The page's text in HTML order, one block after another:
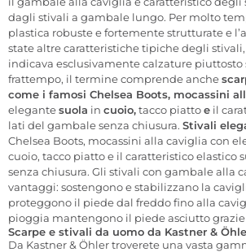
dagli stivali a gambale lungo. Per molto
plastica robuste e fortemente strutturate e
state altre caratteristiche tipiche degli
indicava esclusivamente calzature piuttosto
frattempo, il termine comprende anche
come i famosi Chelsea Boots, mocassini
elegantesuola in cuoio,tacco piattoe il
lati del gambale senza chiusura. Stivali
Chelsea Boots, mocassini alla caviglia con
cuoio, tacco piatto e il caratteristico elastico
senza chiusura. Gli stivali con gambale alla
vantaggi: sostengono e stabilizzano la
proteggono il piede dal freddo fino alla
pioggia mantengono il piede asciutto
Scarpe e stivali da uomo da Kastner &
Da Kastner & Öhler troverete una vasta